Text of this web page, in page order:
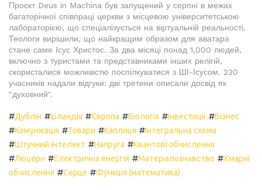
Проєкт Deus in Machina був запущений у серпні в межах
багаторічної співпраці церкви з місцевою університетською
лабораторією, що спеціалізується на віртуальній реальності.
Теологи вирішили, що найкращим образом для аватара
стане саме Ісус Христос. За два місяці понад 1,000 людей,
включно з туристами та представниками інших релігій,
скористалися можливістю поспілкуватися з ШІ-Ісусом. 230
учасників надали відгуки: дві третини описали досвід як
"духовний".
#Дублін #Ірландія #Європа #Біологія #Інвестиції #Бізнес
#Комунікація #Товари #Каплиця #Інтегральна схема
#Штучний інтелект #Напруга #Квантові обчислення
#Люцерн #Електрична енергія #Матеріалознавство #Хмарні
обчислення #Серце #Функція (математика)